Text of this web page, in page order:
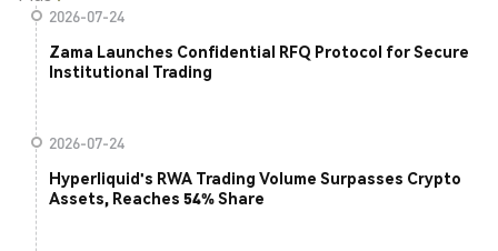
2026-07-24
Zama Launches Confidential RFQ Protocol for Secure
Institutional Trading
2026-07-24
Hyperliquid's RWA Trading Volume Surpasses Crypto
Assets, Reaches 54% Share